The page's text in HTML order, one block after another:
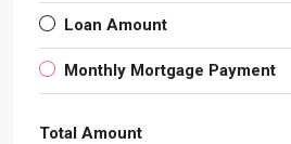
Loan Amount
Monthly Mortgage Payment
Total Amount